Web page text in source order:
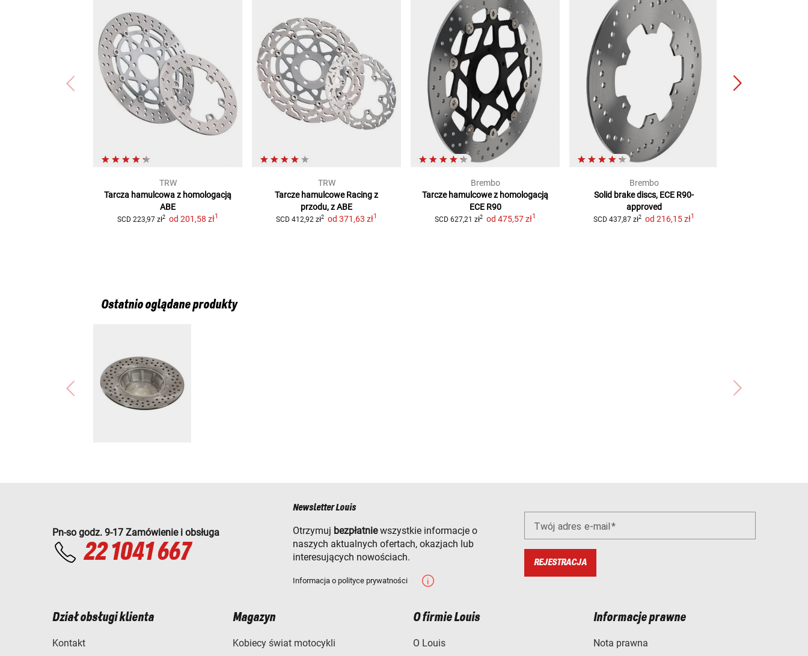
TRW
Tarcza hamulcowa z homologacją
ABE
SCD 223,97 zł2 od 201,58 zł1
TRW
Tarcze hamulcowe Racing z
przodu, z ABE
SCD 412,92 zł2 od 371,63 zł1
Brembo
Tarcze hamulcowe z homologacją
ECE R90
SCD 627,21 zł2 od 475,57 zł1
Brembo
Solid brake discs, ECE R90-
approved
SCD 437,87 zł2 od 216,15 zł1
Ostatnio oglądane produkty
Pn-so godz. 9-17 Zamówienie i obsługa
22 1041 667
Newsletter Louis
Otrzymuj bezpłatniewszystkie informacje o
naszych aktualnych ofertach, okazjach lub
interesujących nowościach.
Informacja o polityce prywatności
Twój adres e-mail
REJESTRACJA
Dział obsługi klienta
Kontakt
Magazyn
Kobiecy świat motocykli
O firmie Louis
O Louis
Informacje prawne
Nota prawna